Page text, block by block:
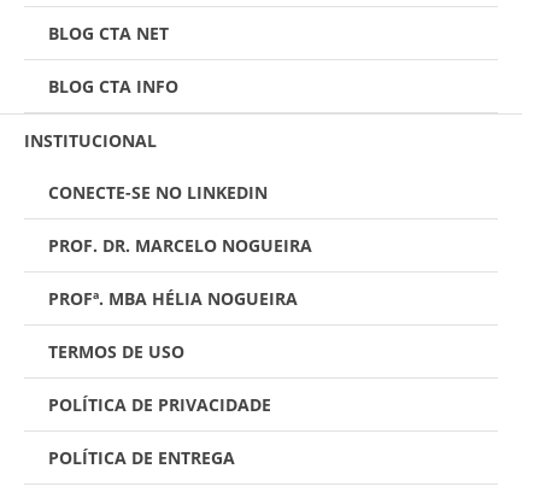
BLOG CTA NET
BLOG CTA INFO
INSTITUCIONAL
CONECTE-SE NO LINKEDIN
PROF. DR. MARCELO NOGUEIRA
PROFª. MBA HÉLIA NOGUEIRA
TERMOS DE USO
POLÍTICA DE PRIVACIDADE
POLÍTICA DE ENTREGA